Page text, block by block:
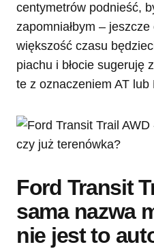
centymetrów podnieść,
zapomniałbym –
większość czasu
piachu i błocie sugeruję
te z oznaczeniem AT lub
Ford Transit
sama nazwa
nie jest to